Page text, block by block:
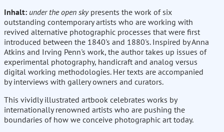
Inhalt: under the open skypresents the work of six
outstanding contemporary artists who are working with
revived alternative photographic processes that were first
introduced between the 1840's and 1880's. Inspired by Anna
Atkins and Irving Penn's work, the author takes up issues of
experimental photography, handicraft and analog versus
digital working methodologies. Her texts are accompanied
by interviews with gallery owners and curators.
This vividly illustrated artbook celebrates works by
internationally renowned artists who are pushing the
boundaries of how we conceive photographic art today.